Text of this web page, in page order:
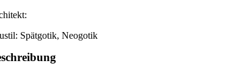
Spätgotik, Neogotik